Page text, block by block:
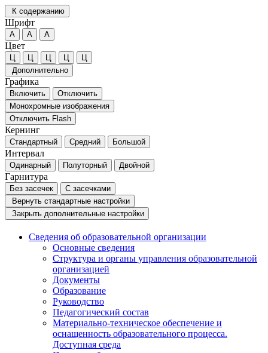
К содержанию
Шрифт
А А А
Цвет
Ц Ц Ц Ц
Ц
Дополнительно
Графика
Включить
Отключить
Монохромные изображения
Отключить Flash
Кернинг
Стандартный Средний Большой
Интервал
Одинарный Полуторный Двойной
Гарнитура
Без засечек
С засечками
Вернуть стандартные настройки
Закрыть дополнительные настройки
Сведения об образовательной организации
Основные сведения
Структура и органы управления образовательной
организацией
Документы
Образование
Руководство
Педагогический состав
Материально-техническое обеспечение и
оснащенность образовательного процесса.
Доступная среда